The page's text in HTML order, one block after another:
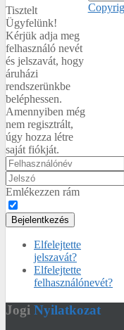
Tisztelt
Ügyfelünk!
Kérjük adja meg
felhasználó nevét
és jelszavát, hogy
áruházi
rendszerünkbe
beléphessen.
Amennyiben még
nem regisztrált,
úgy hozza létre
saját fiókját.
Emlékezzen rám
Bejelentkezés
Elfelejtette
jelszavát?
Elfelejtette
felhasználónevét?
Jogi Nyilatkozat